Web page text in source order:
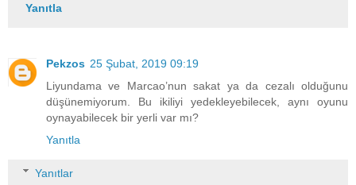
Yanıtla
Pekzos 25 Şubat, 2019 09:19
Liyundama ve Marcao’nun sakat ya da cezalı olduğunu
düşünemiyorum. Bu ikiliyi yedekleyebilecek, aynı oyunu
oynayabilecek bir yerli var mı?
Yanıtla
Yanıtlar